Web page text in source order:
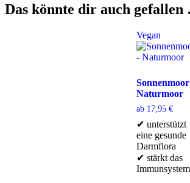
Das könnte dir auch
Vegan
Naturmoor
ab 17,95 €
✔ unterstützt
eine gesunde
Darmflora
✔ stärkt das
Immunsystem